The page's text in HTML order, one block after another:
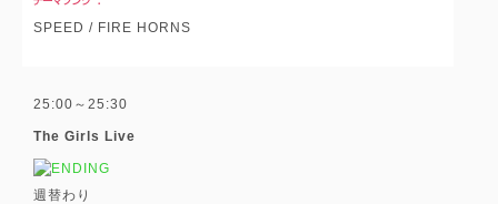
SPEED / FIRE HORNS
25:00～25:30
The Girls Live
週替わり